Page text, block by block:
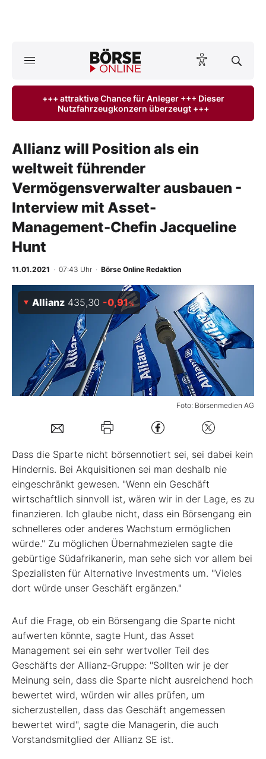
Anlageprodukte
Finanz-Check
Abo & Shop
BO-Musterdepots
Experten
Mein Konto
Folgen Sie uns
Kontakt
+++ attraktive Chance für Anleger +++ Dieser
Nutzfahrzeugkonzern überzeugt +++
Allianz will Position als ein
weltweit führender
Vermögensverwalter ausbauen -
Interview mit Asset-
Management-Chefin Jacqueline
Hunt
11.01.2021 · 07:43 Uhr · Börse Online Redaktion
Foto: Börsenmedien AG
Allianz 435,30 -0,91%
Dass die Sparte nicht börsennotiert sei, sei dabei kein
Hindernis. Bei Akquisitionen sei man deshalb nie
eingeschränkt gewesen. "Wenn ein Geschäft
wirtschaftlich sinnvoll ist, wären wir in der Lage, es zu
finanzieren. Ich glaube nicht, dass ein Börsengang ein
schnelleres oder anderes Wachstum ermöglichen
würde." Zu möglichen Übernahmezielen sagte die
gebürtige Südafrikanerin, man sehe sich vor allem bei
Spezialisten für Alternative Investments um. "Vieles
dort würde unser Geschäft ergänzen."
Auf die Frage, ob ein Börsengang die Sparte nicht
aufwerten könnte, sagte Hunt, das Asset
Management sei ein sehr wertvoller Teil des
Geschäfts der Allianz-Gruppe: "Sollten wir je der
Meinung sein, dass die Sparte nicht ausreichend hoch
bewertet wird, würden wir alles prüfen, um
sicherzustellen, dass das Geschäft angemessen
bewertet wird", sagte die Managerin, die auch
Vorstandsmitglied der Allianz SE ist.